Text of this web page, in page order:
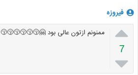
فیروزه

7

ممنونم ازتون عالی بود 🤗😚😙😚😙😚😙